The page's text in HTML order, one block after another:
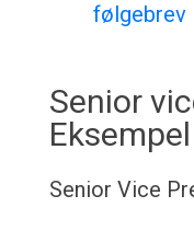
følgebrev
Senior
Senior Vice